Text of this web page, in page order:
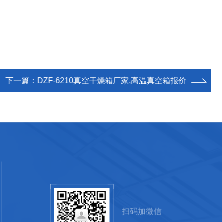
下一篇： DZF-6210真空干燥箱厂家,高温真空箱报价
扫码加微信